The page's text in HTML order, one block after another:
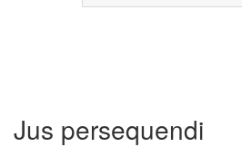
Jus persequendi